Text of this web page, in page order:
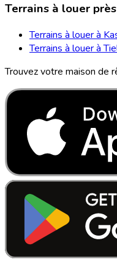
Terrains à louer
Terrains à louer à
Terrains à louer à
Trouvez votre maison de